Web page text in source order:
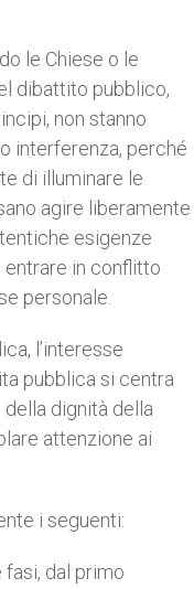
le Chiese o le
dibattito pubblico,
non stanno
interferenza, perché
di illuminare le
agire liberamente
esigenze
entrare in conflitto
personale.
l’interesse
pubblica si centra
dignità della
attenzione ai
i seguenti:
dal primo